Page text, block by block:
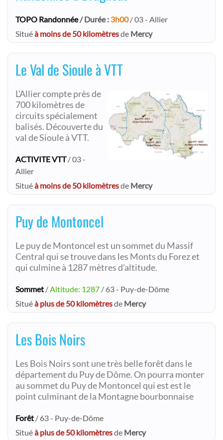
TOPO Randonnée/ Durée : 3h00/ 03 - Allier
Situéà moins de 50 kilomètresde Mercy
Le Val de Sioule à VTT
L'Allier compte près de
700 kilomètres de
circuits spécialement
balisés. Découverte du
val de Sioule à VTT.
ACTIVITE VTT/ 03 -
Allier
Situéà moins de 50 kilomètresde Mercy
Puy de Montoncel
Le puy de Montoncel est un sommet du Massif
Central qui se trouve dans les Monts du Forez et
qui culmine à 1287 mètres d'altitude.
Sommet /Altitude: 1287 / 63 - Puy-de-Dôme
Situéà plus de 50 kilomètresde Mercy
Les Bois Noirs
Les Bois Noirs sont une très belle forêt dans le
département du Puy de Dôme. On pourra monter
au sommet du Puy de Montoncel qui est est le
point culminant de la Montagne bourbonnaise
Forêt / 63 - Puy-de-Dôme
Situéà plus de 50 kilomètresde Mercy